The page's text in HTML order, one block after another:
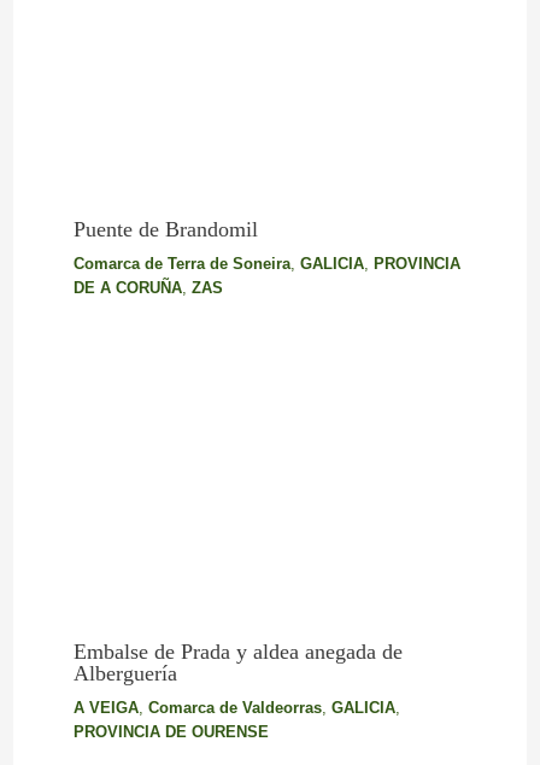
Puente de Brandomil
Comarca de Terra de Soneira, GALICIA, PROVINCIA
DE A CORUÑA, ZAS
Embalse de Prada y aldea anegada de
Alberguería
A VEIGA, Comarca de Valdeorras, GALICIA,
PROVINCIA DE OURENSE